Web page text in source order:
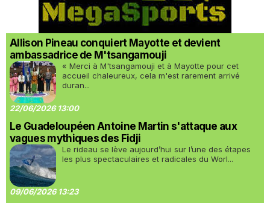
Allison Pineau conquiert Mayotte et devient
ambassadrice de M'tsangamouji
« Merci à M'tsangamouji et à Mayotte pour cet
accueil chaleureux, cela m'est rarement arrivé
duran...
22/06/2026 13:00
Le Guadeloupéen Antoine Martin s'attaque aux
vagues mythiques des Fidji
Le rideau se lève aujourd’hui sur l’une des étapes
les plus spectaculaires et radicales du Worl...
09/06/2026 13:23